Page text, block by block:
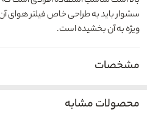
سشوار باید به طراحی خاص فیلتر هوای
ویژه‌ به آن بخشیده است.
مشخصات
محصولات مشابه